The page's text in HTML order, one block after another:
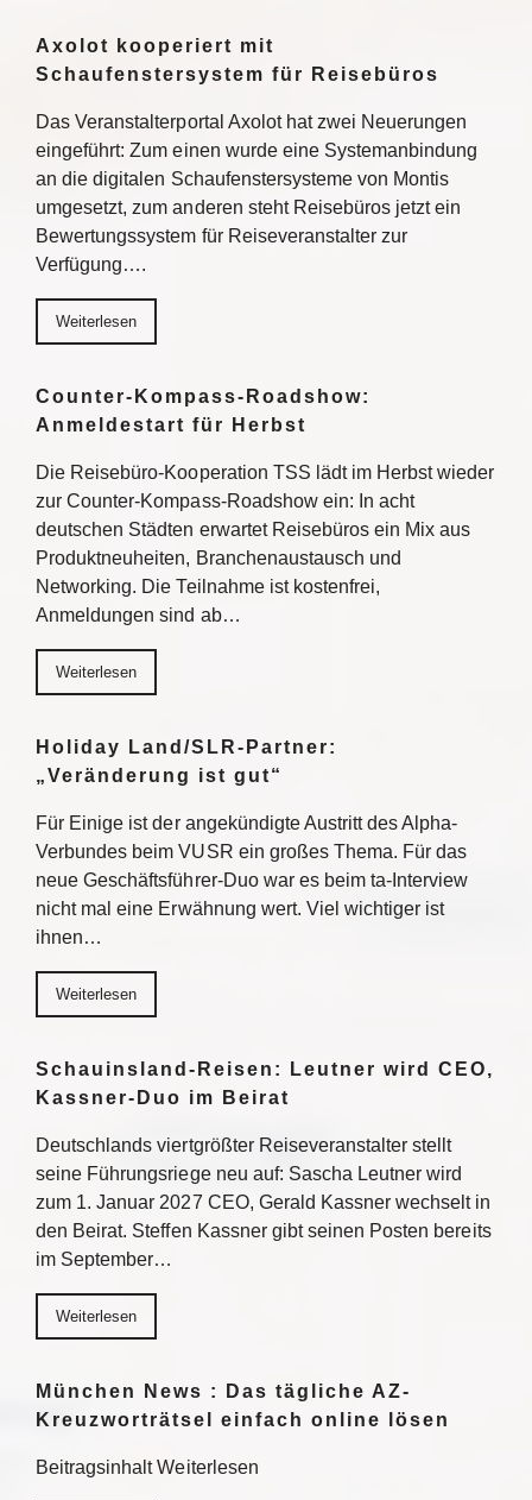
Axolot kooperiert mit
Schaufenstersystem für Reisebüros
Das Veranstalterportal Axolot hat zwei Neuerungen
eingeführt: Zum einen wurde eine Systemanbindung
an die digitalen Schaufenstersysteme von Montis
umgesetzt, zum anderen steht Reisebüros jetzt ein
Bewertungssystem für Reiseveranstalter zur
Verfügung….
Weiterlesen
Counter-Kompass-Roadshow:
Anmeldestart für Herbst
Die Reisebüro-Kooperation TSS lädt im Herbst wieder
zur Counter-Kompass-Roadshow ein: In acht
deutschen Städten erwartet Reisebüros ein Mix aus
Produktneuheiten, Branchenaustausch und
Networking. Die Teilnahme ist kostenfrei,
Anmeldungen sind ab…
Weiterlesen
Holiday Land/SLR-Partner:
„Veränderung ist gut“
Für Einige ist der angekündigte Austritt des Alpha-
Verbundes beim VUSR ein großes Thema. Für das
neue Geschäftsführer-Duo war es beim ta-Interview
nicht mal eine Erwähnung wert. Viel wichtiger ist
ihnen…
Weiterlesen
Schauinsland-Reisen: Leutner wird CEO,
Kassner-Duo im Beirat
Deutschlands viertgrößter Reiseveranstalter stellt
seine Führungsriege neu auf: Sascha Leutner wird
zum 1. Januar 2027 CEO, Gerald Kassner wechselt in
den Beirat. Steffen Kassner gibt seinen Posten bereits
im September…
Weiterlesen
München News : Das tägliche AZ-
Kreuzworträtsel einfach online lösen
Beitragsinhalt Weiterlesen